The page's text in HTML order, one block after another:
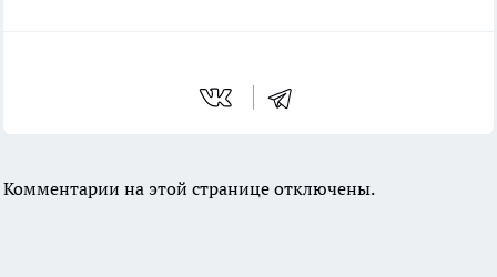
Комментарии на этой странице отключены.